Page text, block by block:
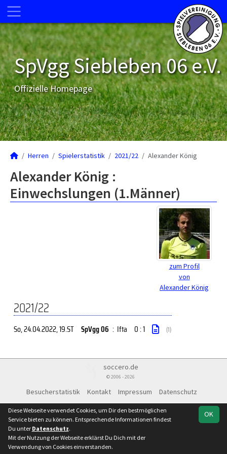
SpVgg Siebleben 06 e.V.
Offizielle Homepage
Herren Spielerstatistik 2021/22 Alexander König
Alexander König :
Einwechslungen (1.Männer)
zum Profil
von
Alexander König
2021/22
So, 24.04.2022, 19.ST SpVgg 06 : Ifta 0 : 1 (1)
soccero.de
© 2006 - 2026
Besucherstatistik Kontakt Impressum Datenschutz
OK
Diese Webseite verwendet Cookies, um Dir den bestmöglichen
Service bieten zu können. Entsprechende Informationen findest
Du unter Datenschutz.
Mit der Nutzung der Webseite erklärst Du Dich mit der
Verwendung von Cookies einverstanden.